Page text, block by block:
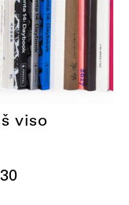
viso